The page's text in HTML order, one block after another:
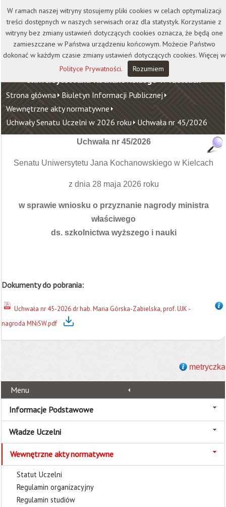
Kontakt Biblioteka
Wydawnictwo
Wirtualna Uczelnia
Uniwersytet Jana Kochanowskiego w Kielcach
Strona główna Biuletyn Informacji Publicznej
Wewnętrzne akty normatywne
Uchwały Senatu Uczelni w 2026 roku Uchwała nr 45/2026
Uchwała nr 45/2026
Senatu Uniwersytetu Jana Kochanowskiego w Kielcach
z dnia 28 maja 2026 roku
w sprawie wniosku o przyznanie nagrody ministra
właściwego
ds. szkolnictwa wyższego i nauki
Dokumenty do pobrania:
Uchwała nr 45-2026 dr hab. Maria Górska-Zabielska, prof. UJK -
nagroda MNiSW.pdf
metryczka
Menu
Informacje Podstawowe
Władze Uczelni
Wewnętrzne akty normatywne
Statut Uczelni
Regulamin organizacyjny
Regulamin studiów
W ramach naszej witryny stosujemy pliki cookies w celach optymalizacji
treści dostępnych w naszych serwisach oraz dla statystyk. Korzystanie z
witryny bez zmiany ustawień dotyczących cookies oznacza, że będą one
zamieszczane w Państwa urządzeniu końcowym. Możecie Państwo
dokonać w każdym czasie zmiany ustawień dotyczących cookies. Więcej w
Polityce Prywatności. Rozumiem